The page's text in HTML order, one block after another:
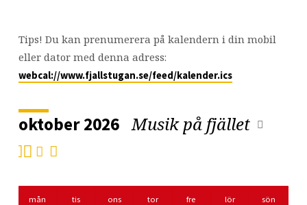
Kalender
Tips! Du kan prenumerera på kalendern i din mobil
eller dator med denna adress:
webcal://www.fjallstugan.se/feed/kalender.ics
oktober 2026 Musik på fjället
mån tis ons tor fre lör sön